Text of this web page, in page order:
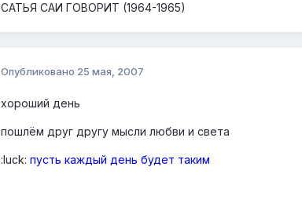
САТЬЯ САИ ГОВОРИТ (1964-1965)
Опубликовано 25 мая, 2007
хороший день
пошлём друг другу мысли любви и света
:luck: пусть каждый день будет таким